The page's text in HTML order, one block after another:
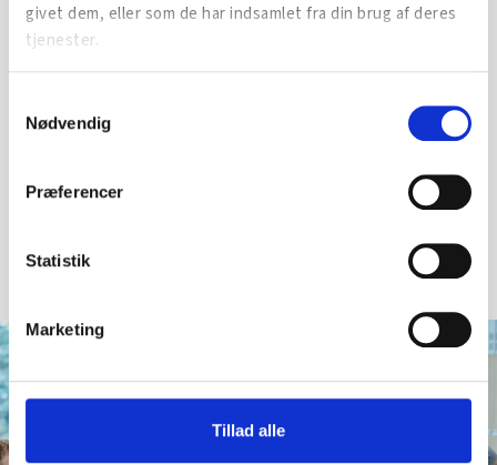
givet dem, eller som de har indsamlet fra din brug af deres
tjenester.
Nødvendig
Præferencer
Statistik
Marketing
Tillad alle
Kalundborgegnens Erhvervsråd
Hvilke virksomheder hjælper